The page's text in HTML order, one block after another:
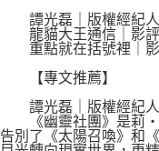
譚光磊｜版權經紀人
龍貓大王通信｜影評
重點就在括號裡｜影
【專文推薦】
譚光磊｜版權經紀人
《幽靈社團》是莉・
告別了《太陽召喚》和